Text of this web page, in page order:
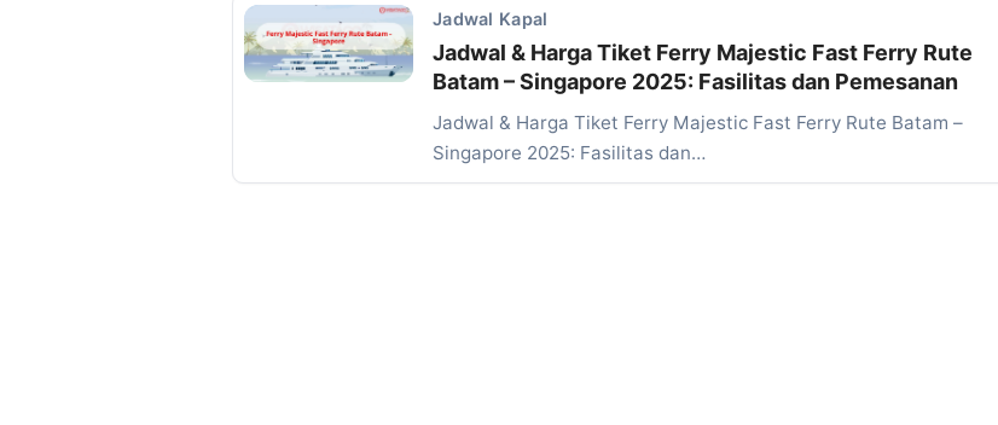
Jadwal Kapal
Jadwal & Harga Tiket Ferry Majestic Fast Ferry Rute
Batam – Singapore 2025: Fasilitas dan Pemesanan
Jadwal & Harga Tiket Ferry Majestic Fast Ferry Rute Batam –
Singapore 2025: Fasilitas dan…